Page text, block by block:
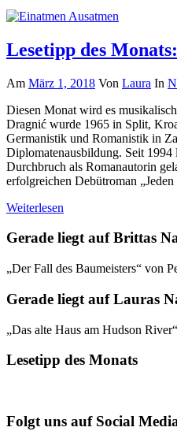
Lesetipp des
Am März 1, 2018 Von Laura In
Diesen Monat wird es
Dragnić wurde 1965 in Split,
Germanistik und Romanistik in
Diplomatenausbildung. Seit
Durchbruch als Romanautorin
erfolgreichen Debütroman
Weiterlesen
Gerade liegt auf Brittas
„Der Fall des Baumeisters“ von
Gerade liegt auf Lauras
„Das alte Haus am Hudson
Lesetipp des Monats
Folgt uns auf Social